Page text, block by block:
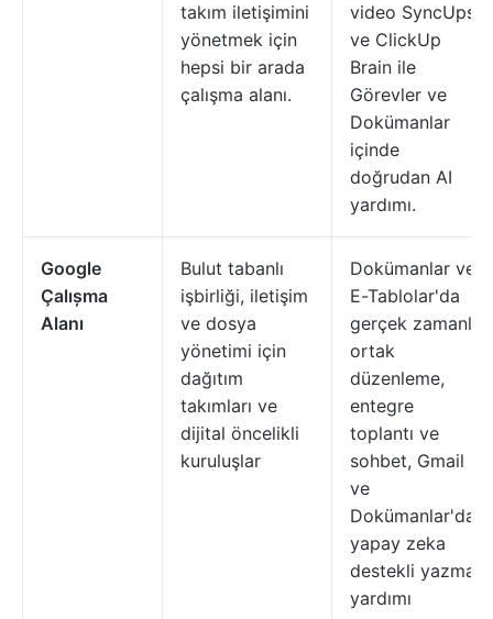
takım iletişimini
yönetmek için
hepsi bir arada
çalışma alanı.
video SyncUps
ve ClickUp
Brain ile
Görevler ve
Dokümanlar
içinde
doğrudan AI
yardımı.
Google
Çalıșma
Alanı
Bulut tabanlı
işbirliği, iletişim
ve dosya
yönetimi için
dağıtım
takımları ve
dijital öncelikli
kuruluşlar
Dokümanlar ve
E-Tablolar'da
gerçek zamanlı
ortak
düzenleme,
entegre
toplantı ve
sohbet, Gmail
ve
Dokümanlar'da
yapay zeka
destekli yazma
yardımı